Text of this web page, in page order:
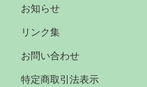
お知らせ
リンク集
お問い合わせ
特定商取引法表示